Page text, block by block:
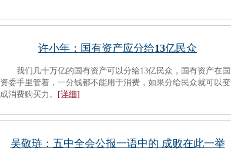
许小年：国有资产应分给13亿民众
我们几十万亿的国有资产可以分给13亿民众，国有资产在国
资委手里管着，一分钱都不能用于消费，如果分给民众就可以变
成消费购买力。
[详细]
吴敬琏：五中全会公报一语中的 成败在此一举